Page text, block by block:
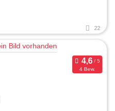
22
4 Bew.